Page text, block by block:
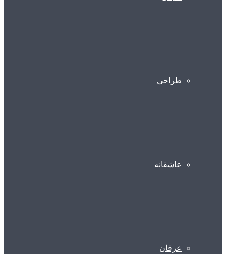
طراحی
عاشقانه
عرفان